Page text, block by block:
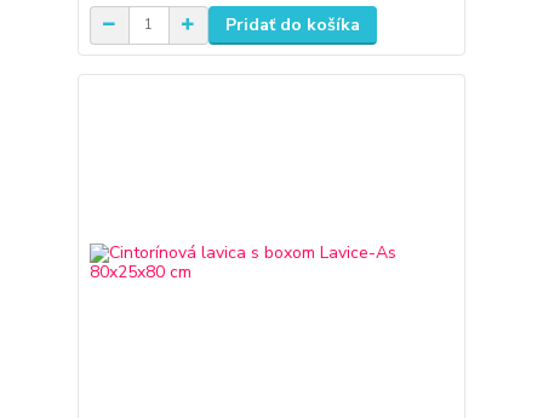
Pridať do košíka